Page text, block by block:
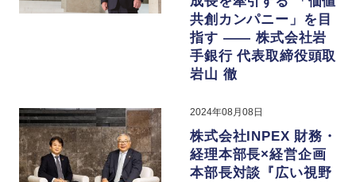
共創カンパニー」を目
指す —— 株式会社岩
手銀行 代表取締役頭取
岩山 徹
2024年08月08日
株式会社INPEX 財務・
経理本部長×経営企画
本部長対談『広い視野